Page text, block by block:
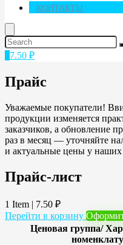
КОНТАКТЫ
7.50 ₽
Прайс
Уважаемые покупатели!
продукции изменяется
заказчиков, а обновление
раз в месяц — уточняйте
и актуальные цены у
Прайс-лист
1 Item | 7.50 ₽
Перейти в корзину
Ценовая группа/